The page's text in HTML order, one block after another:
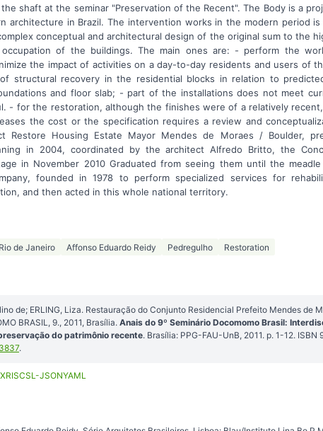
shaft at the seminar "Preservation of the Recent". The Body is a
architecture in Brazil. The intervention works in the modern period
conceptual and architectural design of the original sum to the
of the buildings. The main ones are: - perform the
the impact of activities on a day-to-day residents and users of
structural recovery in the residential blocks in relation to
and floor slab; - part of the installations does not meet
- for the restoration, although the finishes were of a relatively
the cost or the specification requires a review and
Restore Housing Estate Mayor Mendes de Moraes / Boulder,
in 2004, coordinated by the architect Alfredo Britto, the
in November 2010 Graduated from seeing them until the
founded in 1978 to perform specialized services for
and then acted in this whole national territory.
Rio de Janeiro Affonso Eduardo Reidy Pedregulho Restoration
de; ERLING, Liza. Restauração do Conjunto Residencial Prefeito Mendes de
BRASIL, 9., 2011, Brasília. Anais do 9º Seminário Docomomo Brasil:
do patrimônio recente. Brasília: PPG-FAU-UnB, 2011. p. 1-12.
.
RISCSL-JSONYAML